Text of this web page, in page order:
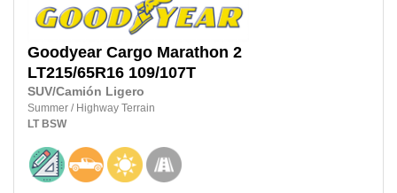
Goodyear Cargo Marathon 2
LT215/65R16 109/107T
SUV/Camión Ligero
Summer / Highway Terrain
LT BSW